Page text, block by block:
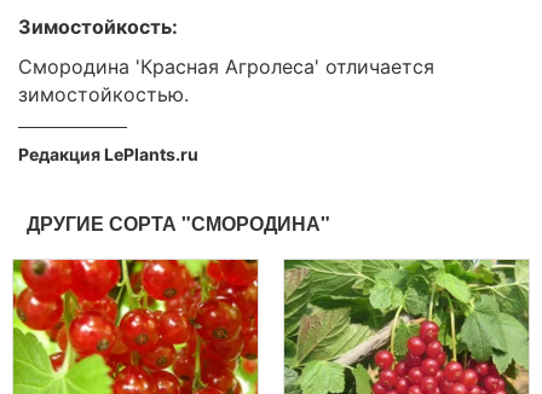
Зимостойкость:
Смородина 'Красная Агролеса' отличается
зимостойкостью.
Редакция LePlants.ru
ДРУГИЕ СОРТА "СМОРОДИНА"